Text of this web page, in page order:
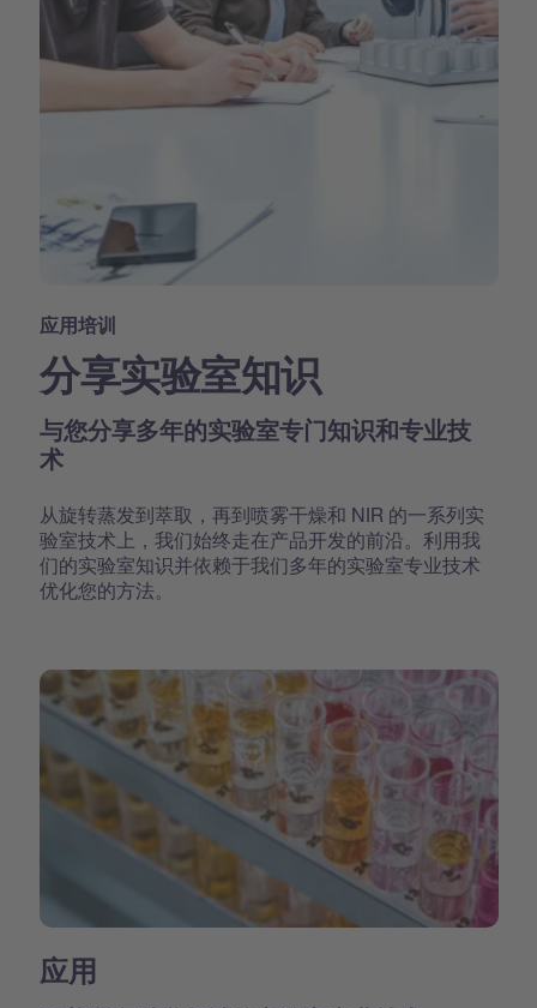
应用培训
分享实验室知识
与您分享多年的实验室专门知识和专业技
术
从旋转蒸发到萃取，再到喷雾干燥和 NIR 的一系列实
验室技术上，我们始终走在产品开发的前沿。利用我
们的实验室知识并依赖于我们多年的实验室专业技术
优化您的方法。
应用